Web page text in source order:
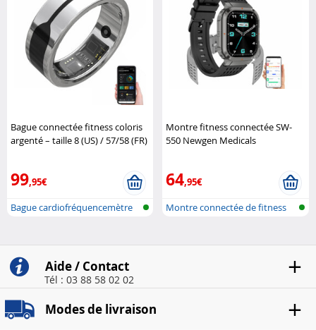
Bague connectée fitness coloris
argenté – taille 8 (US) / 57/58 (FR)
99,95€
Bague cardiofréquencemètre
Montre fitness connectée SW-
550 Newgen Medicals
64,95€
Montre connectée de fitness
Aide / Contact
Tél : 03 88 58 02 02
Modes de livraison